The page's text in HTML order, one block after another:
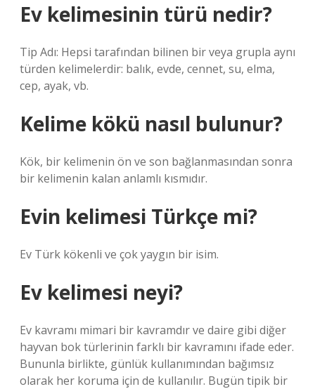
Ev kelimesinin türü nedir?
Tip Adı: Hepsi tarafından bilinen bir veya grupla aynı
türden kelimelerdir: balık, evde, cennet, su, elma,
cep, ayak, vb.
Kelime kökü nasıl bulunur?
Kök, bir kelimenin ön ve son bağlanmasından sonra
bir kelimenin kalan anlamlı kısmıdır.
Evin kelimesi Türkçe mi?
Ev Türk kökenli ve çok yaygın bir isim.
Ev kelimesi neyi?
Ev kavramı mimari bir kavramdır ve daire gibi diğer
hayvan bok türlerinin farklı bir kavramını ifade eder.
Bununla birlikte, günlük kullanımından bağımsız
olarak her koruma için de kullanılır. Bugün tipik bir